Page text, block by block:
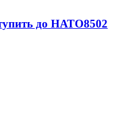
до НАТО8502